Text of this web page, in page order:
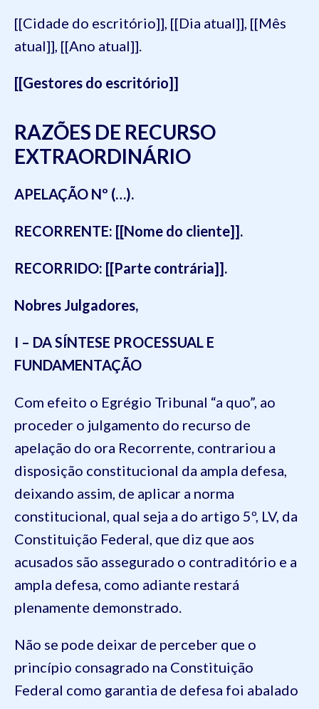
[[Cidade do escritório]], [[Dia atual]], [[Mês
atual]], [[Ano atual]].
[[Gestores do escritório]]
RAZÕES DE RECURSO
EXTRAORDINÁRIO
APELAÇÃO Nº (…).
RECORRENTE: [[Nome do cliente]].
RECORRIDO: [[Parte contrária]].
Nobres Julgadores,
I – DA SÍNTESE PROCESSUAL E
FUNDAMENTAÇÃO
Com efeito o Egrégio Tribunal “a quo”, ao
proceder o julgamento do recurso de
apelação do ora Recorrente, contrariou a
disposição constitucional da ampla defesa,
deixando assim, de aplicar a norma
constitucional, qual seja a do artigo 5º, LV, da
Constituição Federal, que diz que aos
acusados são assegurado o contraditório e a
ampla defesa, como adiante restará
plenamente demonstrado.
Não se pode deixar de perceber que o
princípio consagrado na Constituição
Federal como garantia de defesa foi abalado